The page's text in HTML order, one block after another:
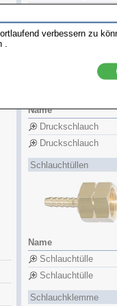
Druckschläuche
Name
Druckschlauch
Druckschlauch
Schlauchtüllen
Name
Schlauchtülle
Schlauchtülle
Schlauchklemme
verbessern zu